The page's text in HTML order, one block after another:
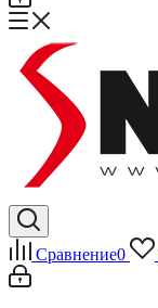
Сравнение0